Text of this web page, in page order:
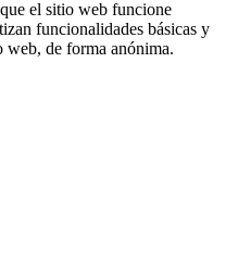
el sitio web funcione
funcionalidades básicas y
web, de forma anónima.